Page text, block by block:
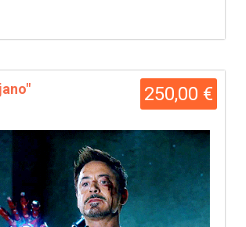
250,00 €